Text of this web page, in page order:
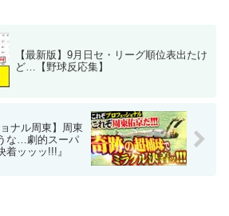
【最新版】9月日セ・リーグ順位表出たけ
ど…【野球反応集】
ナル周東】周東
な…劇的スーパ
着ッッッ!!!』